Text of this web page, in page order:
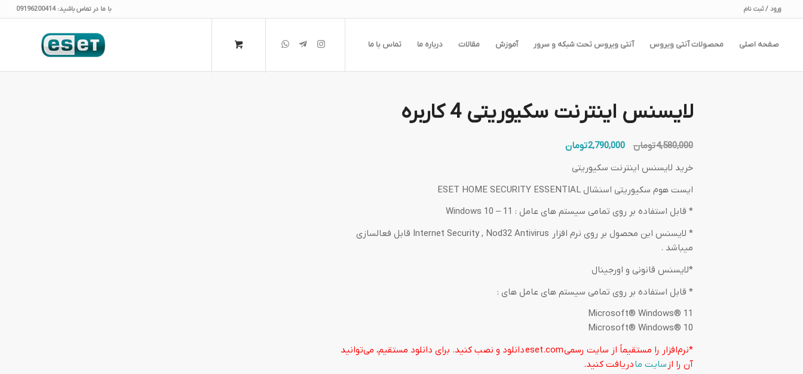
ورود / ثبت نام با ما در تماس باشید: 09196200414
صفحه اصلی محصولات آنتی ویروس آنتی ویروس تحت شبکه و سرور آموزش مقالات درباره ما تماس با ما
لایسنس اینترنت سکیوریتی 4 کاربره
4,580,000تومان
قیمت
4,580,000 تومان
بود.
2,790,000تومانقیمت
خرید لایسنس اینترنت سکیوریتی
ایست هوم سکیوریتی اسنشال ESET HOME SECURITY ESSENTIAL
* قابل استفاده بر روی تمامی سیستم های عامل : Windows 10 – 11
* لایسنس این محصول بر روی نرم افزار Internet Security , Nod32 Antivirus قابل فعالسازی
میباشد .
*لایسنس قانونی و اورجینال
* قابل استفاده بر روی تمامی سیستم های عامل های :
Microsoft® Windows® 11
Microsoft® Windows® 10
*نرم‌افزار را مستقیماً از سایت رسمیeset.comدانلود و نصب کنید. برای دانلود مستقیم، می‌توانید
آن را از سایت مادریافت کنید.